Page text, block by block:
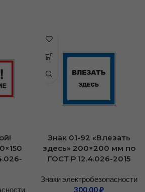
Знак 01-92 «Влезать
здесь» 200×200 мм по
ГОСТ Р 12.4.026-2015
Знаки электробезопасности
300,00₽